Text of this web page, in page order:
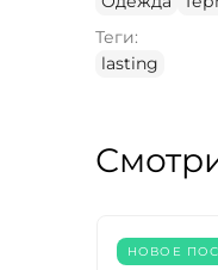
Теги:
lasting
НОВОЕ